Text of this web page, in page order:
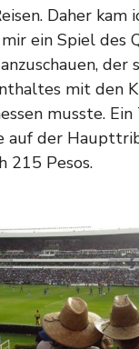
Daher kam
ein Spiel des
der
mit den
musste.
auf der
215 Pesos.